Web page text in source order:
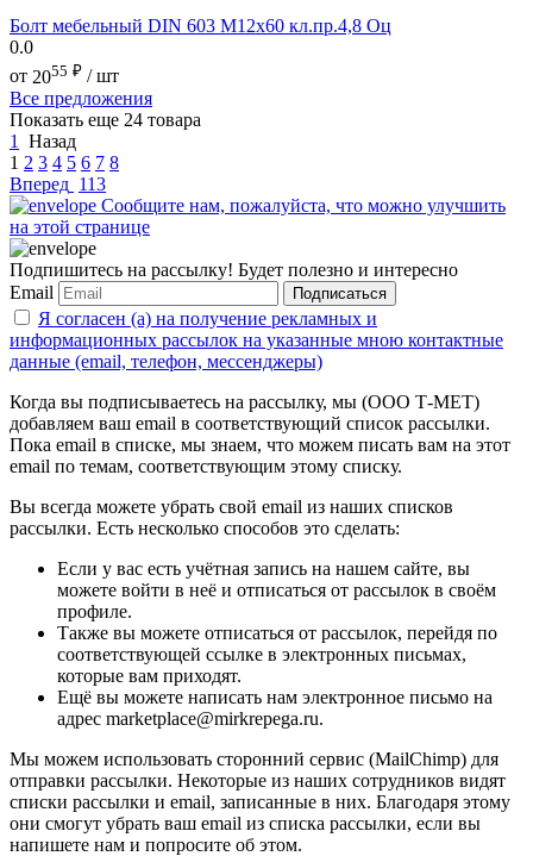
Болт мебельный DIN 603 М12х60 кл.пр.4,8 Оц
0.0
от 2055 ₽ / шт
Все предложения
Показать еще 24 товара
1
Назад
1 2 3 4 5 6 7 8
Вперед 113
Сообщите нам, пожалуйста, что можно улучшить
на этой странице
Подпишитесь на рассылку! Будет полезно и интересно
Email
Подписаться
Я согласен (а) на получение рекламных и
информационных рассылок на указанные мною контактные
данные (email, телефон, мессенджеры)
Когда вы подписываетесь на рассылку, мы (ООО Т-МЕТ)
добавляем ваш email в соответствующий список рассылки.
Пока email в списке, мы знаем, что можем писать вам на этот
email по темам, соответствующим этому списку.
Вы всегда можете убрать свой email из наших списков
рассылки. Есть несколько способов это сделать:
Если у вас есть учётная запись на нашем сайте, вы
можете войти в неё и отписаться от рассылок в своём
профиле.
Также вы можете отписаться от рассылок, перейдя по
соответствующей ссылке в электронных письмах,
которые вам приходят.
Ещё вы можете написать нам электронное письмо на
адрес marketplace@mirkrepega.ru.
Мы можем использовать сторонний сервис (MailChimp) для
отправки рассылки. Некоторые из наших сотрудников видят
списки рассылки и email, записанные в них. Благодаря этому
они смогут убрать ваш email из списка рассылки, если вы
напишете нам и попросите об этом.